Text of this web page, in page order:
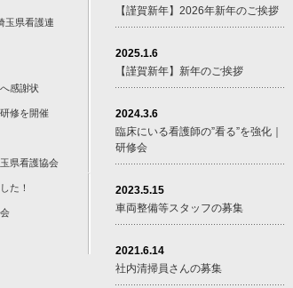
玉県看護連
感謝状
修を開催
県看護協会
た！
【謹賀新年】2026年新年のご挨拶
2025.1.6
【謹賀新年】新年のご挨拶
2024.3.6
臨床にいる看護師の”看る”を強化｜
研修会
2023.5.15
車両整備等スタッフの募集
2021.6.14
社内清掃員さんの募集